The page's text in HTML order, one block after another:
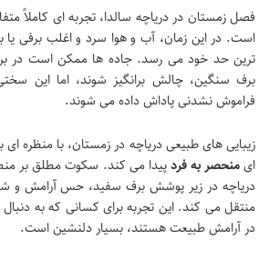
فصل زمستان در دریاچه سالدا، تجربه ای کاملاً
است. در این زمان، آب و هوا سرد و اغلب برفی یا
ترین حد خود می رسد. جاده ها ممکن است در
برف سنگین، چالش برانگیز شوند، اما این
فراموش نشدنی پاداش داده می شوند.
زیبایی های طبیعی دریاچه در زمستان، با منظره
ایمنحصر به فردپیدا می کند. سکوت مطلق بر
دریاچه در زیر پوشش برف سفید، حس آرامش و
منتقل می کند. این تجربه برای کسانی که به
در آرامش طبیعت هستند، بسیار دلنشین است.